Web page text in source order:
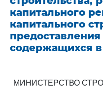
капитального
капитального
содержащихся в
МИНИСТЕРСТВО